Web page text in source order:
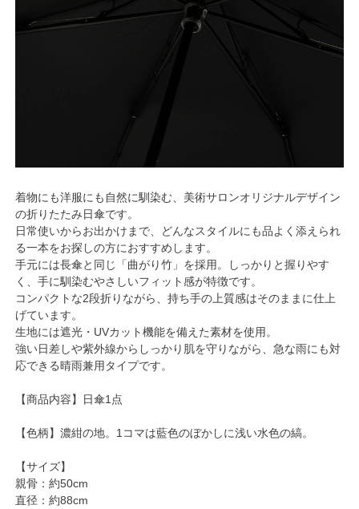
着物にも洋服にも自然に馴染む、美術サロンオリジナルデザイン
の折りたたみ日傘です。
日常使いからお出かけまで、どんなスタイルにも品よく添えられ
る一本をお探しの方におすすめします。
手元には長傘と同じ「曲がり竹」を採用。しっかりと握りやす
く、手に馴染むやさしいフィット感が特徴です。
コンパクトな2段折りながら、持ち手の上質感はそのままに仕上
げています。
生地には遮光・UVカット機能を備えた素材を使用。
強い日差しや紫外線からしっかり肌を守りながら、急な雨にも対
応できる晴雨兼用タイプです。
【商品内容】日傘1点
【色柄】濃紺の地。1コマは藍色のぼかしに浅い水色の縞。
【サイズ】
親骨：約50cm
直径：約88cm